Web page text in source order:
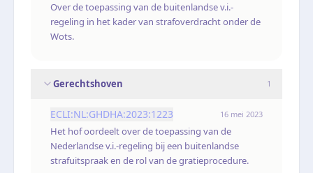
Over de toepassing van de buitenlandse v.i.-
regeling in het kader van strafoverdracht onder de
Wots.
Gerechtshoven 1
ECLI:NL:GHDHA:2023:1223 16 mei 2023
Het hof oordeelt over de toepassing van de
Nederlandse v.i.-regeling bij een buitenlandse
strafuitspraak en de rol van de gratieprocedure.